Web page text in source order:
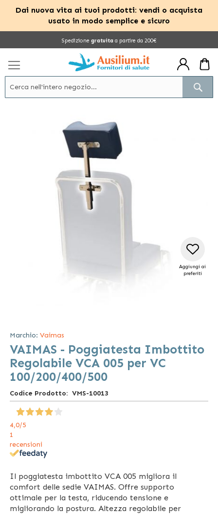
Dai nuova vita ai tuoi prodotti: vendi o acquista
usato in modo semplice e sicuro
Spedizione gratuita a partire da 200€
galleria
di
immagini
Aggiungi ai
preferiti
Marchio: Vaimas
VAIMAS - Poggiatesta Imbottito
Regolabile VCA 005 per VC
100/200/400/500
Codice Prodotto VMS-10013
4,0/5
1
recensioni
Il poggiatesta imbottito VCA 005 migliora il
comfort delle sedie VAIMAS. Offre supporto
ottimale per la testa, riducendo tensione e
migliorando la postura. Altezza regolabile per